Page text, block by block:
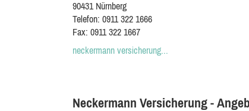
90431 Nürnberg
Telefon: 0911 322 1666
Fax: 0911 322 1667
neckermann versicherung...
Neckermann Versicherung -